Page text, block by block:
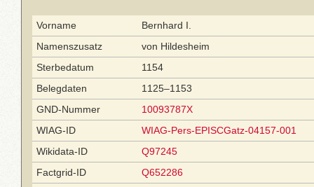
Vorname
Bernhard I.
Namenszusatz
von Hildesheim
Sterbedatum
1154
Belegdaten
1125–1153
GND-Nummer
10093787X
WIAG-ID
WIAG-Pers-EPISCGatz-04157-001
Wikidata-ID
Q97245
Factgrid-ID
Q652286